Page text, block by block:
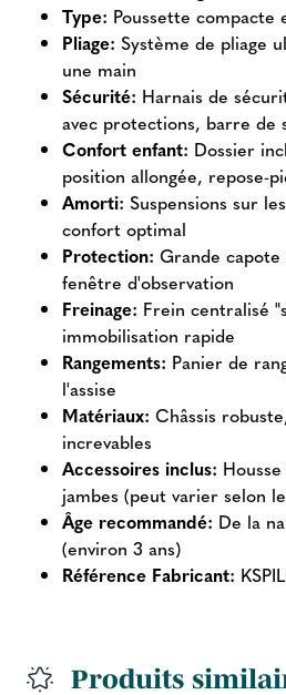
Type: Poussette compacte
Pliage: Système de pliage
une main
Sécurité: Harnais de
avec protections, barre de
Confort enfant: Dossier
position allongée, repose-
Amorti: Suspensions sur
confort optimal
Protection: Grande
fenêtre d'observation
Freinage: Frein centralisé
immobilisation rapide
Rangements: Panier de
l'assise
Matériaux: Châssis
increvables
Accessoires inclus:
jambes (peut varier selon
Âge recommandé: De la
(environ 3 ans)
Référence Fabricant:
Produits